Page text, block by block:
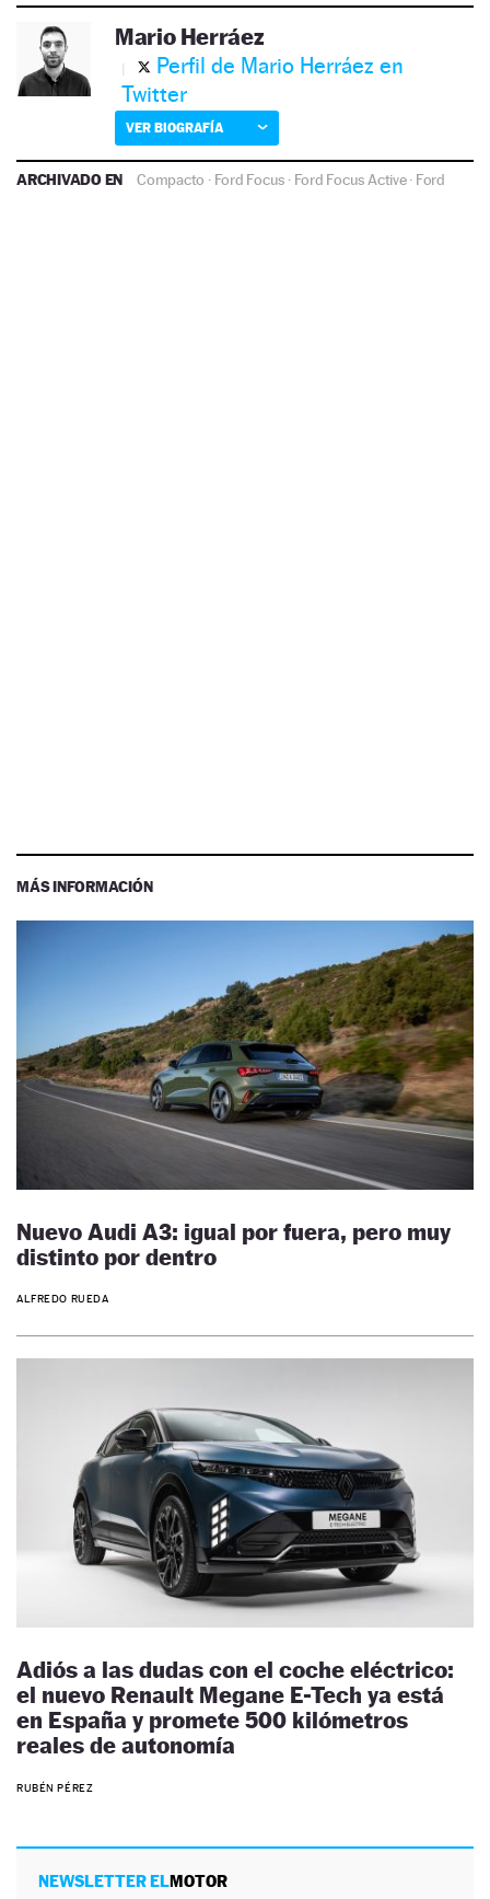
Mario Herráez
Perfil de Mario Herráez en
Twitter
VER BIOGRAFÍA
ARCHIVADO EN Compacto · Ford Focus · Ford Focus Active· Ford
MÁS INFORMACIÓN
Nuevo Audi A3: igual por fuera, pero muy
distinto por dentro
ALFREDO RUEDA
Adiós a las dudas con el coche eléctrico:
el nuevo Renault Megane E-Tech ya está
en España y promete 500 kilómetros
reales de autonomía
RUBÉN PÉREZ
NEWSLETTER ELMOTOR